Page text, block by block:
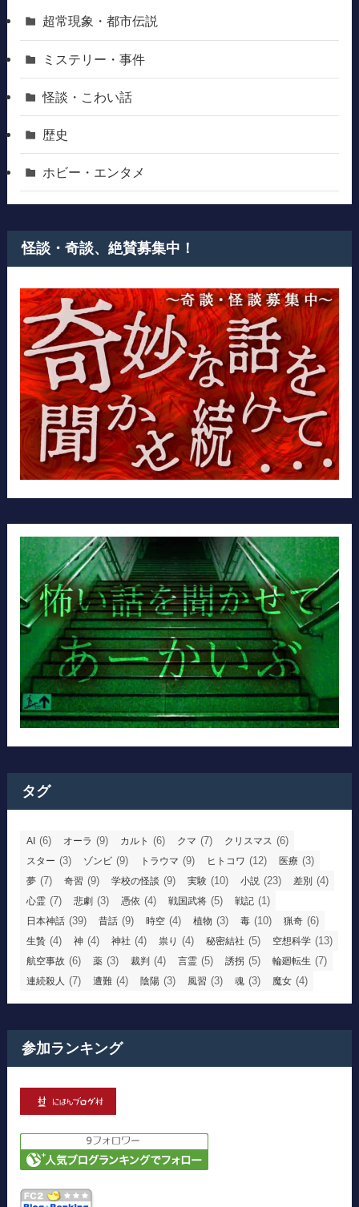
超常現象・都市伝説
ミステリー・事件
怪談・こわい話
歴史
ホビー・エンタメ
怪談・奇談、絶賛募集中！
タグ
AI (6) オーラ (9) カルト (6) クマ (7) クリスマス (6)
スター (3) ゾンビ (9) トラウマ (9) ヒトコワ (12) 医療 (3)
夢 (7) 奇習 (9) 学校の怪談 (9) 実験 (10) 小説 (23) 差別 (4)
心霊 (7) 悲劇 (3) 憑依 (4) 戦国武将 (5) 戦記 (1)
日本神話 (39) 昔話 (9) 時空 (4) 植物 (3) 毒 (10) 猟奇 (6)
生贄 (4) 神 (4) 神社 (4) 祟り (4) 秘密結社 (5) 空想科学 (13)
航空事故 (6) 薬 (3) 裁判 (4) 言霊 (5) 誘拐 (5) 輪廻転生 (7)
連続殺人 (7) 遭難 (4) 陰陽 (3) 風習 (3) 魂 (3) 魔女 (4)
参加ランキング